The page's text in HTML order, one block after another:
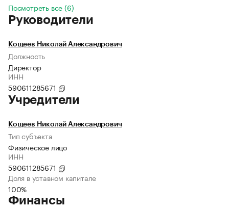
Посмотреть все (6)
Руководители
Кощеев Николай Александрович
Должность
Директор
ИНН
590611285671
Учредители
Кощеев Николай Александрович
Тип субъекта
Физическое лицо
ИНН
590611285671
Доля в уставном капитале
100%
Финансы